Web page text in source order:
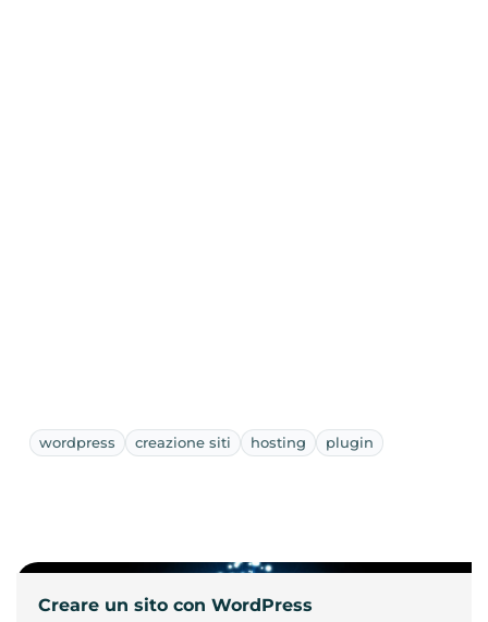
wordpress creazione siti hosting plugin
Creare un sito con WordPress